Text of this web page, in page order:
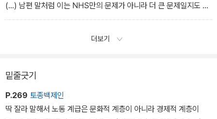
(…) 남편 말처럼 이는 NHS만의 문제가 아니라 더 큰 문제일지도 모
른다. 대처리즘에 반대하는 것도, 글로벌리즘에 반대하는 것도, EU
더보기
밑줄긋기
P.269 토종백제인
딱 잘라 말해서 노동 계급은 문화적 계층이 아니라 경제적 계층이